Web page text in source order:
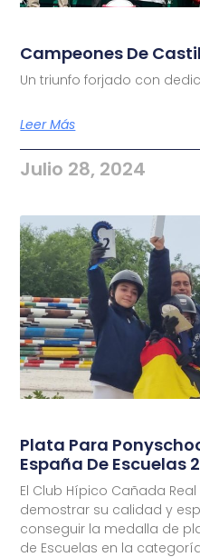
Campeones De
Un triunfo forjado con
Leer Más
Julio 28, 2024
Plata Para
España De Escuelas
El Club Hípico Cañada
demostrar su calidad y
conseguir la medalla de
de Escuelas en la